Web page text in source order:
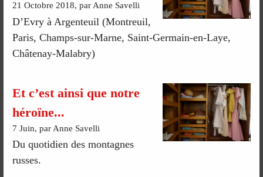
21 Octobre 2018, par Anne Savelli
D’Evry à Argenteuil (Montreuil,
Paris, Champs-sur-Marne, Saint-Germain-en-Laye,
Châtenay-Malabry)
Et c’est ainsi que notre
héroïne...
7 Juin, par Anne Savelli
Du quotidien des montagnes
russes.